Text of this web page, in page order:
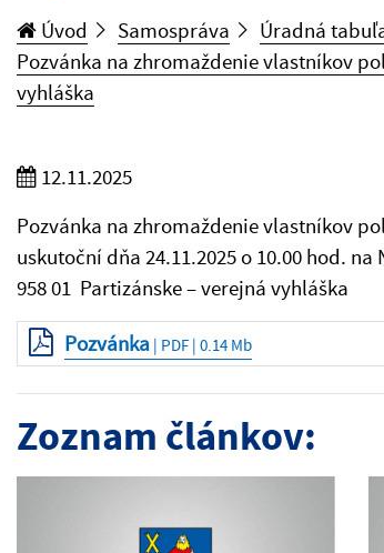
Úvod Samospráva
Úradná
Pozvánka na zhromaždenie vlastníkov
vyhláška
12.11.2025
Pozvánka na zhromaždenie vlastníkov
uskutoční dňa 24.11.2025 o 10.00 hod.
958 01 Partizánske – verejná vyhláška
Pozvánka| PDF | 0.14 Mb
Zoznam článkov: